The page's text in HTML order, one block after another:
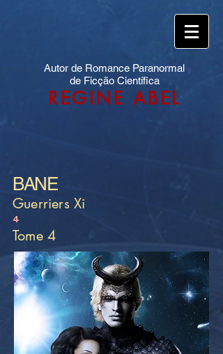
Autor de Romance Paranormal
de Ficção Científica
REGINE ABEL
BANE
Guerriers Xi
4
Tome 4